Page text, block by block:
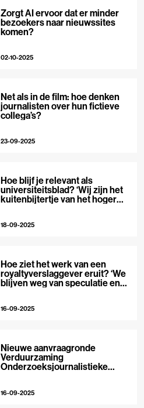
Zorgt AI ervoor dat er minder
bezoekers naar nieuwssites
komen?
02-10-2025
Net als in de film: hoe denken
journalisten over hun fictieve
collega’s?
23-09-2025
Hoe blijf je relevant als
universiteitsblad? ‘Wij zijn het
kuitenbijtertje van het hoger
18-09-2025
Hoe ziet het werk van een
royaltyverslaggever eruit? ‘We
blijven weg van speculatie en
16-09-2025
Nieuwe aanvraagronde
Verduurzaming
Onderzoeksjournalistieke
16-09-2025